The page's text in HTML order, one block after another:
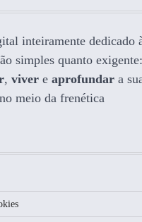
inteiramente dedicado
simples quanto exigente:
, viver e aprofundar a
meio da frenética